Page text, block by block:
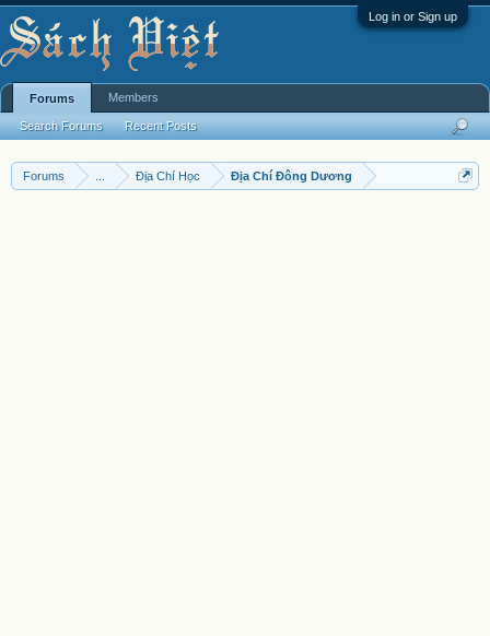
Log in or Sign up
Forums Địa Chí Học Địa Chí Đông Dương
Forums
Search Forums Recent Posts
Members